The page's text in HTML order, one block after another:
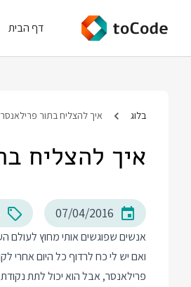
דף הבית
בלוג איך להצליח בתור
איך להצליח
07/04/2016
אנשים שפוגשים אותי מחוץ לעולם
ואם יש לי כח לרדוף כל היום אחרי
פרילאנסר, אבל הוא יכול לתת